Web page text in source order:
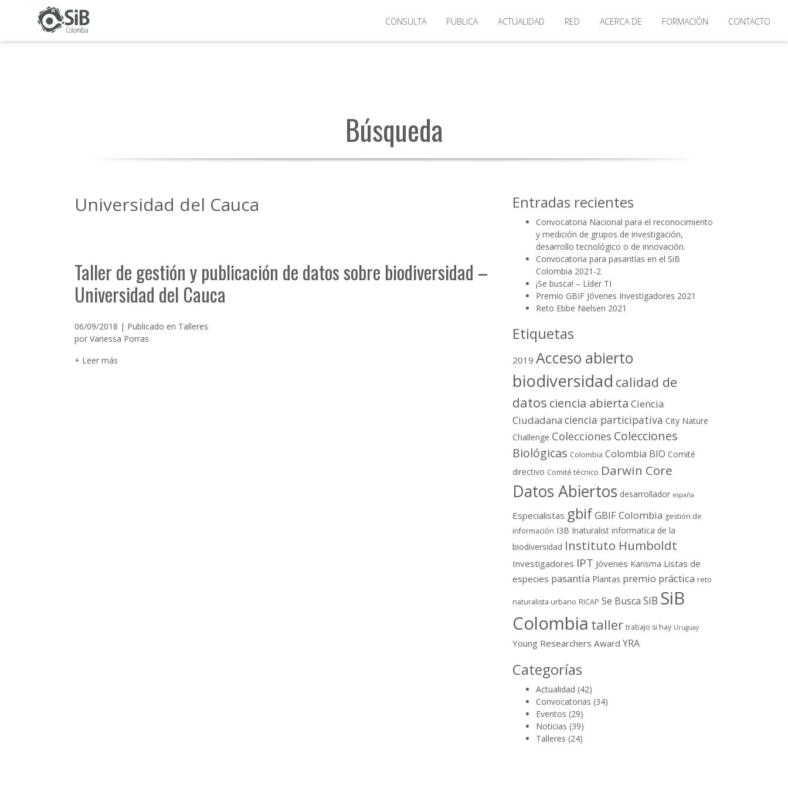
CONSULTA PUBLICA ACTUALIDAD RED ACERCA DE FORMACIÓN CONTACTO
Búsqueda
Universidad del Cauca
Taller de gestión y publicación de datos sobre biodiversidad –
Universidad del Cauca
06/09/2018 | Publicado en Talleres
por Vanessa Porras
+ Leer más
Entradas recientes
Convocatoria Nacional para el reconocimiento
y medición de grupos de investigación,
desarrollo tecnológico o de innovación.
Convocatoria para pasantías en el SiB
Colombia 2021-2
¡Se busca! – Líder TI
Premio GBIF Jóvenes Investigadores 2021
Reto Ebbe Nielsen 2021
Etiquetas
2019 Acceso abierto
biodiversidad calidad de
datos ciencia abierta Ciencia
Ciudadana ciencia participativa City Nature
Challenge Colecciones Colecciones
Biológicas Colombia Colombia BIO Comité
directivo Comité técnico Darwin Core
Datos Abiertos desarrollador españa
Especialistas gbifGBIF Colombia gestión de
información I3B Inaturalist informatica de la
biodiversidad Instituto Humboldt
Investigadores IPT Jóvenes Karisma Listas de
especies pasantía Plantas premio práctica reto
naturalista urbano RICAP Se Busca SiB SiB
Colombia taller trabajo si hay Uruguay
Young Researchers Award YRA
Categorías
Actualidad (42)
Convocatorias (34)
Eventos (29)
Noticias (39)
Talleres (24)